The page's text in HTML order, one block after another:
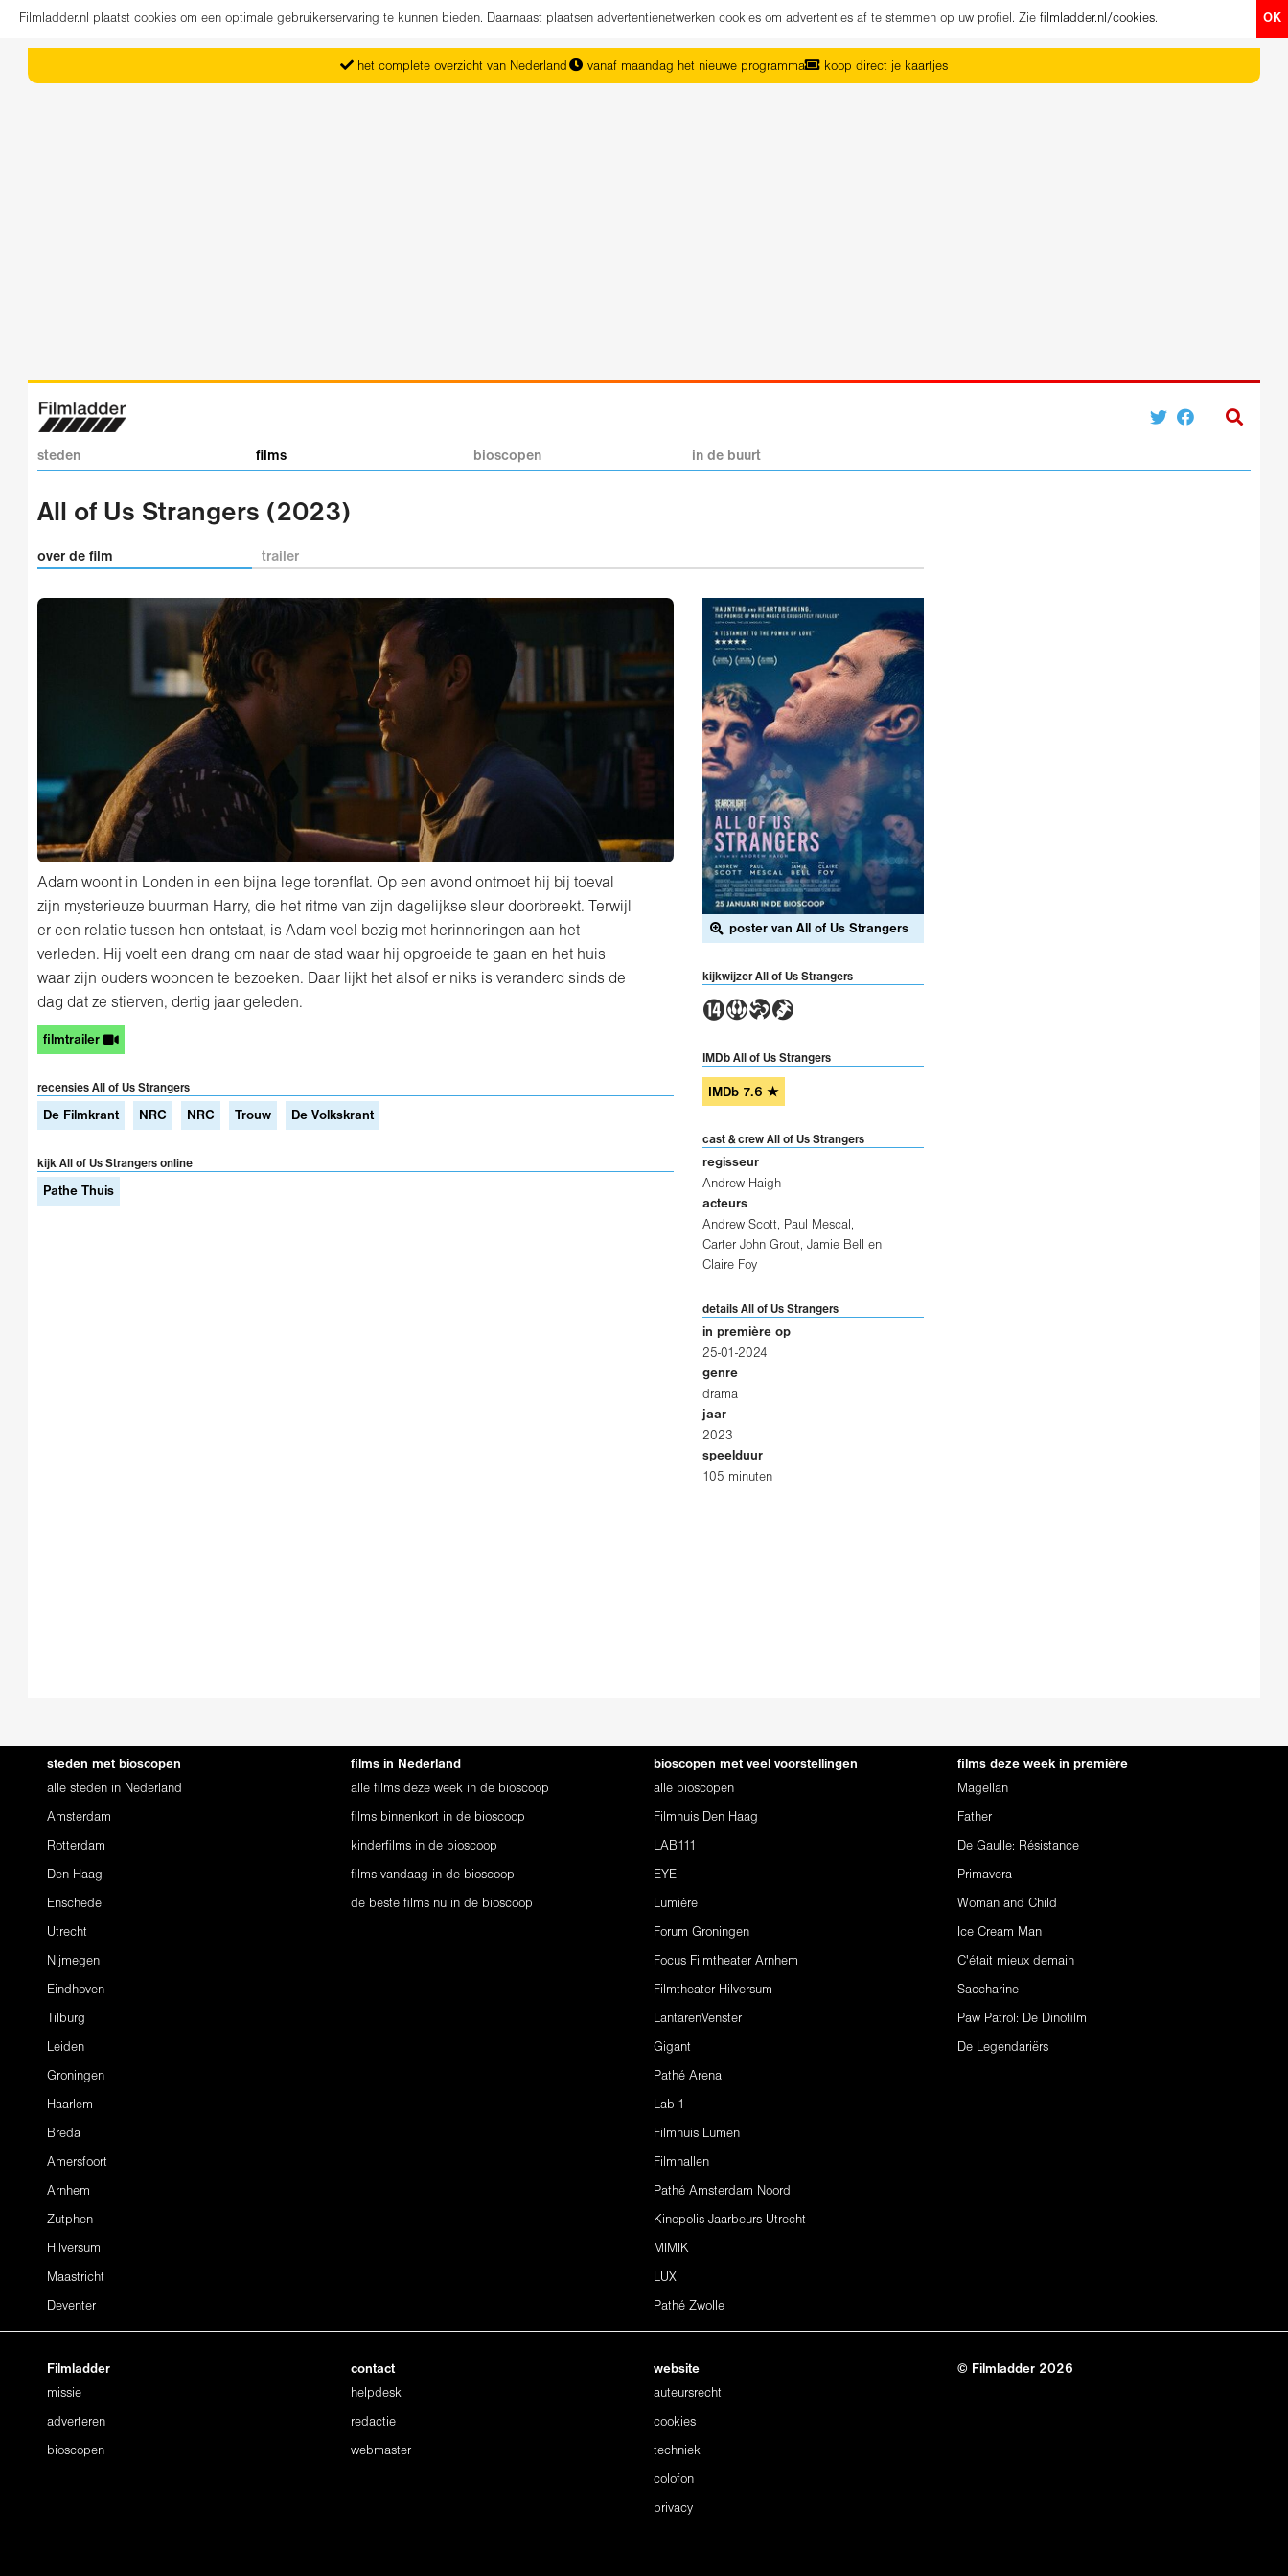
OK
Filmladder.nl plaatst cookies om een optimale gebruikerservaring te kunnen bieden. Daarnaast plaatsen advertentienetwerken cookies om advertenties af te stemmen op uw profiel. Zie filmladder.nl/cookies.
het complete overzicht van Nederland vanaf maandag het nieuwe programma koop direct je kaartjes
steden films bioscopen in de buurt
All of Us Strangers (2023)
over de film trailer
Adam woont in Londen in een bijna lege torenflat. Op een avond ontmoet hij bij toeval
zijn mysterieuze buurman Harry, die het ritme van zijn dagelijkse sleur doorbreekt. Terwijl
er een relatie tussen hen ontstaat, is Adam veel bezig met herinneringen aan het
verleden. Hij voelt een drang om naar de stad waar hij opgroeide te gaan en het huis
waar zijn ouders woonden te bezoeken. Daar lijkt het alsof er niks is veranderd sinds de
dag dat ze stierven, dertig jaar geleden.
filmtrailer
recensies All of Us Strangers
De Filmkrant NRC NRC Trouw De Volkskrant
kijk All of Us Strangers online
Pathe Thuis
poster van All of Us Strangers
kijkwijzer All of Us Strangers
5STH
IMDb All of Us Strangers
IMDb 7.6 ★
cast & crew All of Us Strangers
regisseur
Andrew Haigh
acteurs
Andrew Scott, Paul Mescal ,
Carter John Grout, Jamie Bell
en
Claire Foy
details All of Us Strangers
in première op
25-01-2024
genre
drama
jaar
2023
speelduur
105 minuten
steden met bioscopen
alle steden in Nederland
Amsterdam
Rotterdam
Den Haag
Enschede
Utrecht
Nijmegen
Eindhoven
Tilburg
Leiden
Groningen
Haarlem
Breda
Amersfoort
Arnhem
Zutphen
Hilversum
Maastricht
Deventer
films in Nederland
alle films deze week in de bioscoop
films binnenkort in de bioscoop
kinderfilms in de bioscoop
films vandaag in de bioscoop
de beste films nu in de bioscoop
bioscopen met veel voorstellingen
alle bioscopen
Filmhuis Den Haag
LAB111
EYE
Lumière
Forum Groningen
Focus Filmtheater Arnhem
Filmtheater Hilversum
LantarenVenster
Gigant
Pathé Arena
Lab-1
Filmhuis Lumen
Filmhallen
Pathé Amsterdam Noord
Kinepolis Jaarbeurs Utrecht
MIMIK
LUX
Pathé Zwolle
films deze week in première
Magellan
Father
De Gaulle: Résistance
Primavera
Woman and Child
Ice Cream Man
C'était mieux demain
Saccharine
Paw Patrol: De Dinofilm
De Legendariërs
Filmladder
missie
adverteren
bioscopen
contact
helpdesk
redactie
webmaster
website
auteursrecht
cookies
techniek
colofon
privacy
© Filmladder 2026